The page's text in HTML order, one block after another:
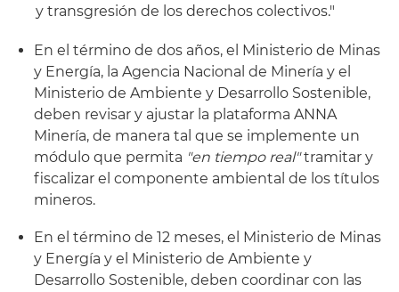
y transgresión de los derechos colectivos."
En el término de dos años, el Ministerio de Minas
y Energía, la Agencia Nacional de Minería y el
Ministerio de Ambiente y Desarrollo Sostenible,
deben revisar y ajustar la plataforma ANNA
Minería, de manera tal que se implemente un
módulo que permita "en tiempo real"tramitar y
fiscalizar el componente ambiental de los títulos
mineros.
En el término de 12 meses, el Ministerio de Minas
y Energía y el Ministerio de Ambiente y
Desarrollo Sostenible, deben coordinar con las